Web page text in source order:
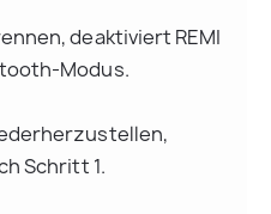
deaktiviert REMI
Modus.
Schritt 1.